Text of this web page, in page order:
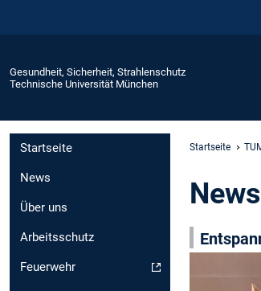
Gesundheit, Sicherheit, Strahlenschutz
Technische Universität München
Startseite
News
Über uns
Arbeitsschutz
Feuerwehr
Startseite